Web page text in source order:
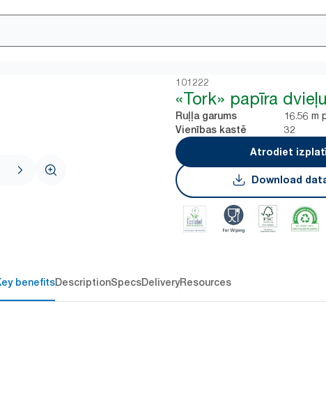
101222
«Tork» papīra
Ruļļa garums 16.56 m
Vienības kastē
32
Atrodiet
Download
benefitsDescriptionSpecsDeliveryResources